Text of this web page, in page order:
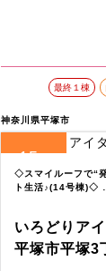
神奈川県平塚市
最終１棟
15
◇スマイルーフで“
ト生活♪(14号棟)◇
いろどりア
平塚市平塚3